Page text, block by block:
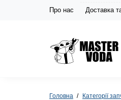
Про нас Доставка
Головна Категорії